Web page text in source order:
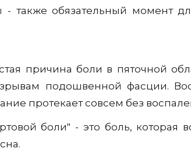
также обязательный момент
причина боли в пяточной
подошвенной фасции.
протекает совсем без
боли" - это боль, которая